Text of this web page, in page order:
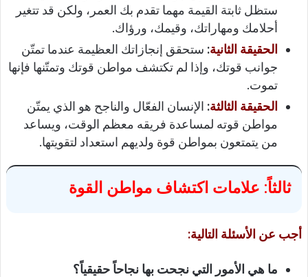
ستظل ثابتة القيمة مهما تقدم بك العمر، ولكن قد تتغير
أحلامك ومهاراتك، وقيمك، ورؤاك.
الحقيقة الثانية: ستحقق إنجازاتك العظيمة عندما تمتّن
جوانب قوتك، وإذا لم تكتشف مواطن قوتك وتمتّنها فإنها
تموت.
الحقيقة الثالثة: الإنسان الفعّال والناجح هو الذي يمتّن
مواطن قوته لمساعدة فريقه معظم الوقت، ويساعد
من يتمتعون بمواطن قوة ولديهم استعداد لتقويتها.
ثالثاً: علامات اكتشاف مواطن القوة
أجب عن الأسئلة التالية:
ما هي الأمور التي نجحت بها نجاحاً حقيقياً؟